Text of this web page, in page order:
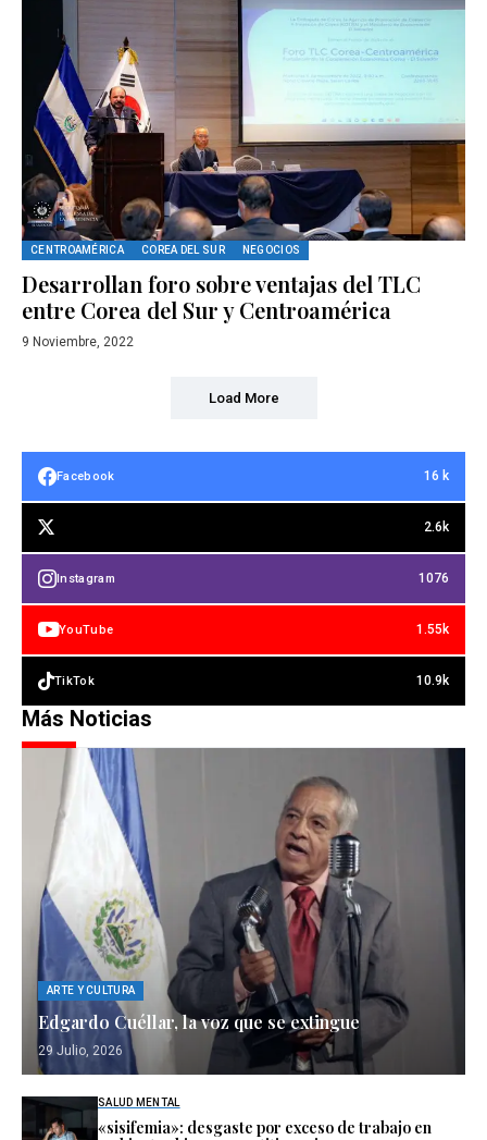
CENTROAMÉRICA COREA DEL SUR NEGOCIOS
Desarrollan foro sobre ventajas del TLC
entre Corea del Sur y Centroamérica
9 Noviembre, 2022
Load More
Facebook 16 k
2.6k
Instagram 1076
YouTube 1.55k
TikTok 10.9k
Más Noticias
ARTE Y CULTURA
Edgardo Cuéllar, la voz que se extingue
29 Julio, 2026
SALUD MENTAL
«sisifemia»: desgaste por exceso de trabajo en